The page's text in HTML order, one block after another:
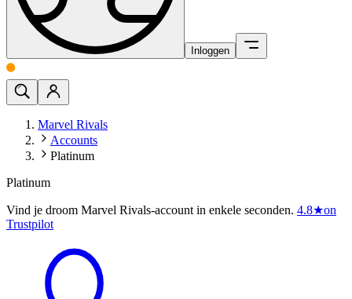
Inloggen
Marvel Rivals
Accounts
Platinum
Platinum
Vind je droom Marvel Rivals-account in enkele seconden. 4.8★on
Trustpilot